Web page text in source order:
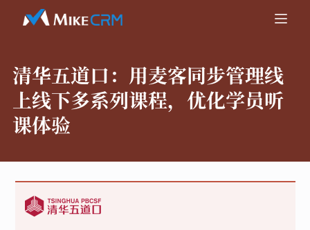
清华五道口： 用麦客同步管理线
上线下多系列课程，优化学员听
课体验